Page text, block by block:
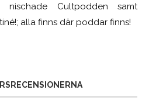
Cultpodden samt
alla finns där poddar finns!